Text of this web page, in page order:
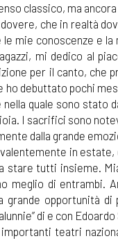
classico, ma
che in realtà
mie conoscenze e la
mi dedico al
per il canto, che
ho debuttato pochi
nella quale sono
I sacrifici sono
dalla grande
in estate,
stare tutti insieme.
meglio di entrambi.
grande opportunità
di e con
teatri